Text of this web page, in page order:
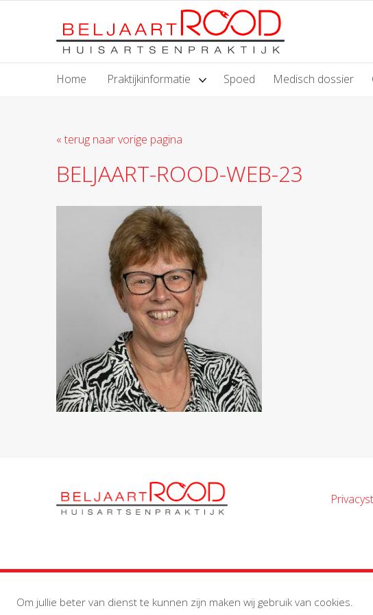
Home Praktijkinformatie Spoed Medisch dossier
« terug naar vorige pagina
BELJAART-ROOD-WEB-23
Om jullie beter van dienst te kunnen zijn maken wij gebruik van cookies.